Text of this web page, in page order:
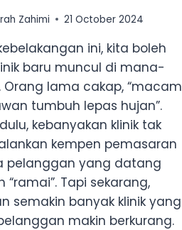
Zahimi 21 October 2024
ini, kita boleh
baru muncul di mana-
Orang lama cakap, “macam
tumbuh lepas hujan”.
kebanyakan klinik tak
kempen pemasaran
pelanggan yang datang
“ramai”. Tapi sekarang,
semakin banyak klinik yang
makin berkurang.